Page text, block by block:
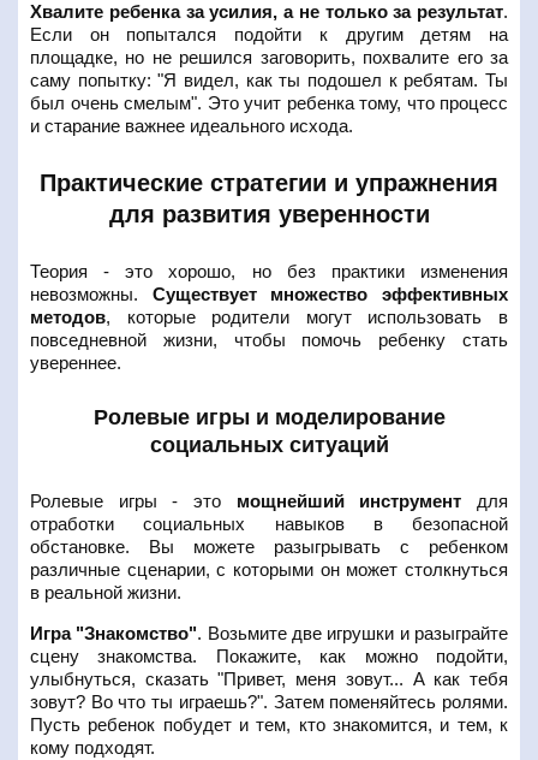
Хвалите ребенка за усилия, а не только за результат.
Если он попытался подойти к другим детям на
площадке, но не решился заговорить, похвалите его за
саму попытку: "Я видел, как ты подошел к ребятам. Ты
был очень смелым". Это учит ребенка тому, что процесс
и старание важнее идеального исхода.
Практические стратегии и упражнения
для развития уверенности
Теория - это хорошо, но без практики изменения
невозможны. Существует множество эффективных
методов, которые родители могут использовать в
повседневной жизни, чтобы помочь ребенку стать
увереннее.
Ролевые игры и моделирование
социальных ситуаций
Ролевые игры - это мощнейший инструмент для
отработки социальных навыков в безопасной
обстановке. Вы можете разыгрывать с ребенком
различные сценарии, с которыми он может столкнуться
в реальной жизни.
Игра "Знакомство". Возьмите две игрушки и разыграйте
сцену знакомства. Покажите, как можно подойти,
улыбнуться, сказать "Привет, меня зовут... А как тебя
зовут? Во что ты играешь?". Затем поменяйтесь ролями.
Пусть ребенок побудет и тем, кто знакомится, и тем, к
кому подходят.